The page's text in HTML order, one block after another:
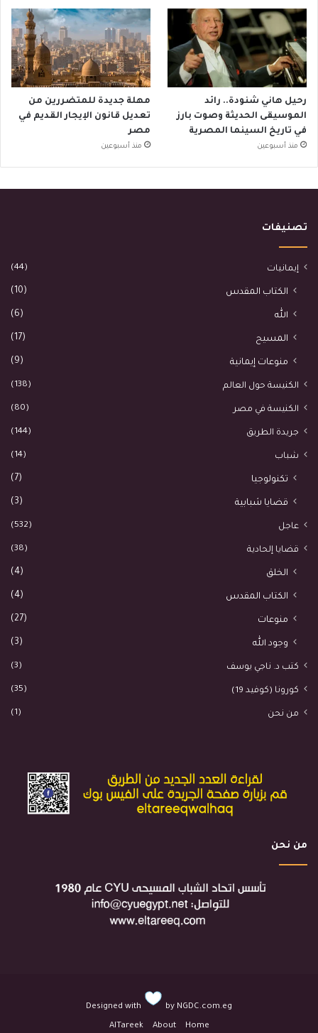
رحيل هاني شنودة.. رائد
الموسيقى الحديثة وصوت بارز
في تاريخ السينما المصرية
منذ أسبوعين
مهلة جديدة للمتضررين من
تعديل قانون الإيجار القديم في
مصر
منذ أسبوعين
تصنيفات
إيمانيات (44)
الكتاب المقدس (10)
الله (6)
المسيح (17)
منوعات إيمانية (9)
الكنيسة حول العالم (138)
الكنيسة في مصر (80)
جريدة الطريق (144)
شباب (14)
تكنولوجيا (7)
قضايا شبابية (3)
عاجل (532)
قضايا إلحادية (38)
الخلق (4)
الكتاب المقدس (4)
منوعات (27)
وجود الله (3)
كتب د. ناجي يوسف (3)
كورونا (كوفيد 19) (35)
من نحن (1)
من نحن
Designed with by NGDC.com.eg
Home
About
AlTareek